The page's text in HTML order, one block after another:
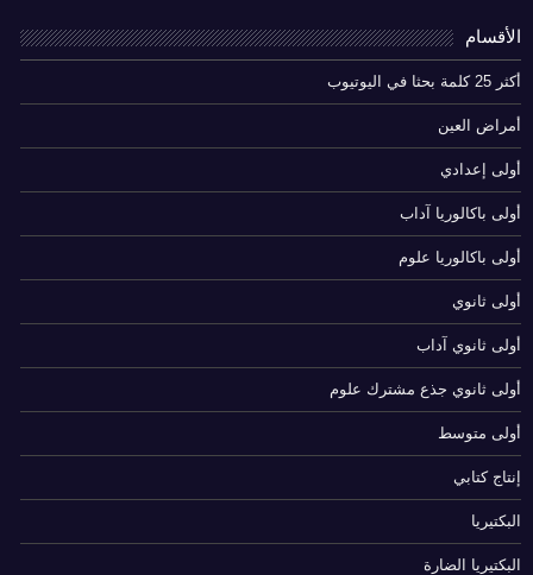
الأقسام
أكثر 25 كلمة بحثا في اليوتيوب
أمراض العين
أولى إعدادي
أولى باكالوريا آداب
أولى باكالوريا علوم
أولى ثانوي
أولى ثانوي آداب
أولى ثانوي جذع مشترك علوم
أولى متوسط
إنتاج كتابي
البكتيريا
البكتيريا الضارة